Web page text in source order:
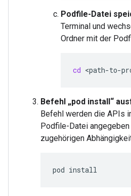
Podfile-Datei
Terminal und
Ordner mit der
cd
Befehl „pod install“
Befehl werden die APIs
Podfile-Datei
zugehörigen
pod